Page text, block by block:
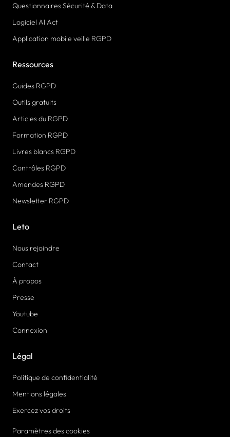
Questionnaires Sécurité & Data
Logiciel AI Act
Application mobile veille RGPD
Ressources
Guides RGPD
Outils gratuits
Articles du RGPD
Formation RGPD
Livres blancs RGPD
Contrôles RGPD
Amendes RGPD
Newsletter RGPD
Leto
Nous rejoindre
Contact
À propos
Presse
Youtube
Connexion
Légal
Politique de confidentialité
Mentions légales
Exercez vos droits
Paramètres des cookies